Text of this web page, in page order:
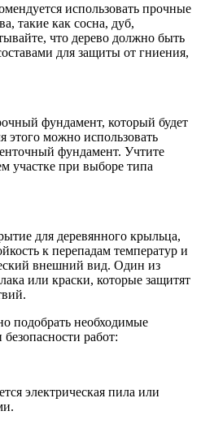
использовать прочные
такие как сосна, дуб,
что дерево должно быть
для защиты от гниения,
фундамент, который будет
этого можно использовать
фундамент. Учтите
участке при выборе типа
для деревянного крыльца,
к перепадам температур и
внешний вид. Один из
или краски, которые защитят
подобрать необходимые
работ:
электрическая пила или